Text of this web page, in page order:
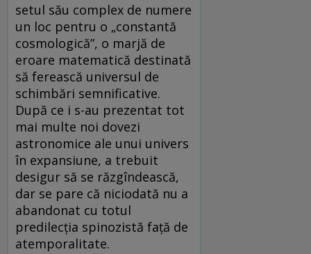
setul său complex de numere
un loc pentru o „constantă
cosmologică”, o marjă de
eroare matematică destinată
să ferească universul de
schimbări semnificative.
După ce i s-au prezentat tot
mai multe noi dovezi
astronomice ale unui univers
în expansiune, a trebuit
desigur să se răzgîndească,
dar se pare că niciodată nu a
abandonat cu totul
predilecția spinozistă față de
atemporalitate.